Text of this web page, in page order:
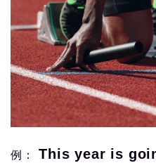
例： This year is